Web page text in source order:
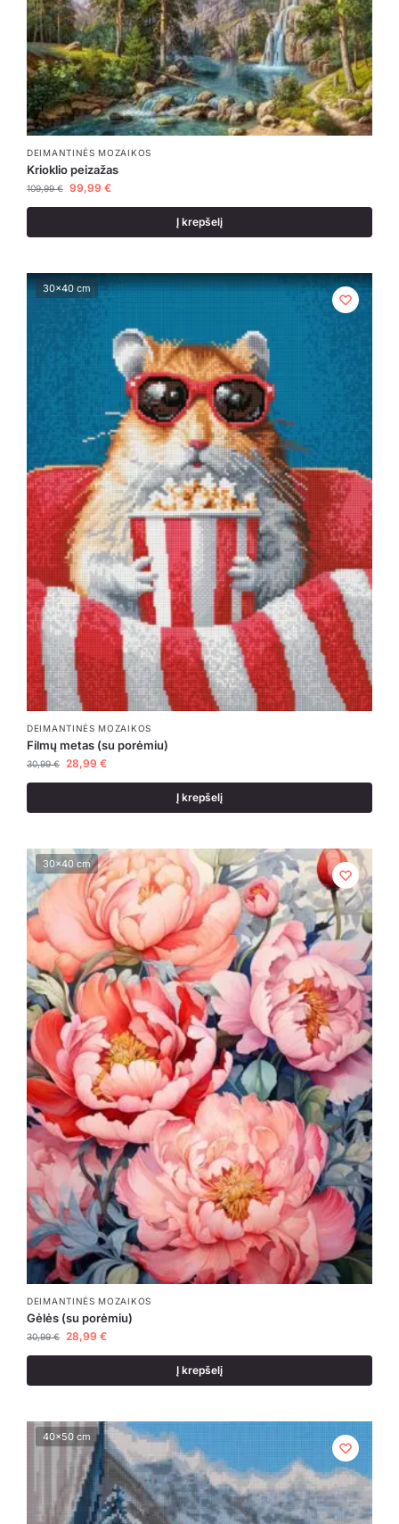
DEIMANTINĖS MOZAIKOS
Krioklio peizažas
109,99€ 99,99 €
Į krepšelį
30x40 cm
DEIMANTINĖS MOZAIKOS
Filmų metas (su porėmiu)
30,99€ 28,99 €
Į krepšelį
30x40 cm
DEIMANTINĖS MOZAIKOS
Gėlės (su porėmiu)
30,99€ 28,99 €
Į krepšelį
40x50 cm